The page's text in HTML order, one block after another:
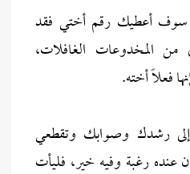
أعطيك رقم أختي فقد
المخدوعات الغافلات،
فعلاً أخته.
رشدك وصوابك وتقطعي
عنده رغبة وفيه خير، فليأت